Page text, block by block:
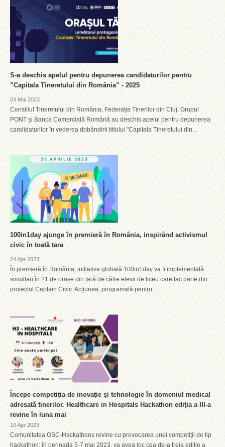
S-a deschis apelul pentru depunerea candidaturilor pentru
”Capitala Tineretului din România” - 2025
04 Mai 2023
Consiliul Tineretului din România, Federația Tinerilor din Cluj, Grupul
PONT și Banca Comercială Română au deschis apelul pentru depunerea
candidaturilor în vederea dobândirii titlului ”Capitala Tineretului din...
100in1day ajunge în premieră în România, inspirând activismul
civic în toată țara
24 Apr 2023
În premieră în România, inițiativa globală 100in1day va fi implementată
simultan în 21 de orașe din țară de către elevii de liceu care fac parte din
proiectul Captain Civic. Acțiunea, programată pentru...
Începe competiția de inovație și tehnologie în domeniul medical
adresată tinerilor. Healthcare in Hospitals Hackathon ediția a III-a
revine în luna mai
10 Apr 2023
Comunitatea OSC-Hackathons revine cu provocarea unei competiții de tip
hackathon: în perioada 5-7 mai 2023, va avea loc cea de-a treia ediție a